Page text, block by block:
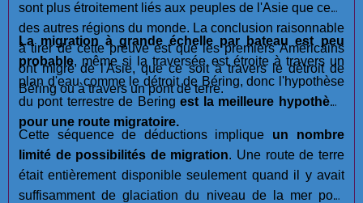
sont plus étroitement liés aux peuples de l'Asie que ceux
des autres régions du monde. La conclusion raisonnable
à tirer de cette preuve est que les premiers Américains
ont migré de l'Asie, que ce soit à travers le détroit de
Béring ou à travers un pont de terre.
La migration à grande échelle par bateau est peu
probable, même si la traversée est étroite à travers un
plan d'eau comme le détroit de Béring, donc l'hypothèse
du pont terrestre de Bering est la meilleure hypothèse
pour une route migratoire.
Cette séquence de déductions implique un nombre
limité de possibilités de migration. Une route de terre
était entièrement disponible seulement quand il y avait
suffisamment de glaciation du niveau de la mer pour